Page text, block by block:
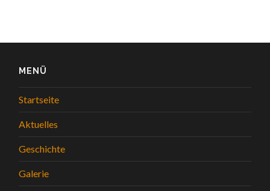
MENÜ
Startseite
Aktuelles
Geschichte
Galerie